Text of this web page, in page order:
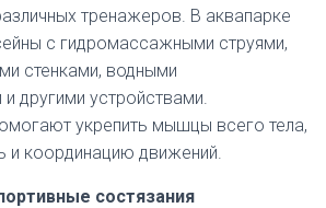
тренажеров. В аквапарке
с гидромассажными струями,
стенками, водными
другими устройствами.
укрепить мышцы всего тела,
и координацию движений.
состязания